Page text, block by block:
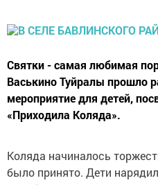
Святки - самая любимая
Васькино Туйралы прошло
мероприятие для детей,
«Приходила Коляда».
Коляда начиналось
было принято. Дети